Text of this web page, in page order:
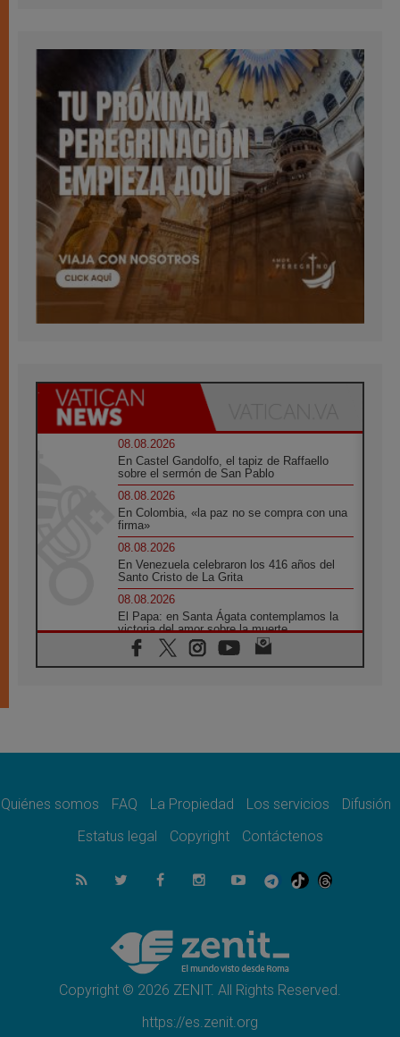
08.08.2026
En Castel Gandolfo, el tapiz de Raffaello
sobre el sermón de San Pablo
08.08.2026
En Colombia, «la paz no se compra con una
firma»
08.08.2026
En Venezuela celebraron los 416 años del
Santo Cristo de La Grita
08.08.2026
El Papa: en Santa Ágata contemplamos la
victoria del amor sobre la muerte
08.08.2026
León XIV visitará el Santuario de la Madre
07.08.2026
07.08.2026
el compromiso del cristiano"
La matanza de niños en Gaza no cesa: 300
muertos en 300 días
Tagle: La guerra desfigura el mundo, solo la
revelación de Dios lo transfigura
Quiénes somos FAQ La Propiedad Los servicios
Difusión
Estatus legal
Copyright Contáctenos
Copyright © 2026 ZENIT. All Rights Reserved.
https://es.zenit.org